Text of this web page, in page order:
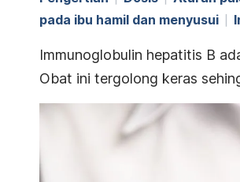
pada ibu hamil dan menyusui
Immunoglobulin hepatitis B
Obat ini tergolong keras